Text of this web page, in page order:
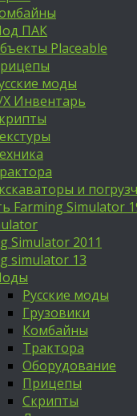
ПАК
Placeable
моды
Инвентарь
и
Farming Simulator
Simulator 2011
simulator 13
Русские моды
Грузовики
Комбайны
Трактора
Оборудование
Прицепы
Скрипты